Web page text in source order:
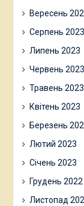
Вересень
Серпень 2023
Липень 2023
Червень 2023
Травень 2023
Квітень 2023
Березень
Лютий 2023
Січень 2023
Грудень 2022
Листопад